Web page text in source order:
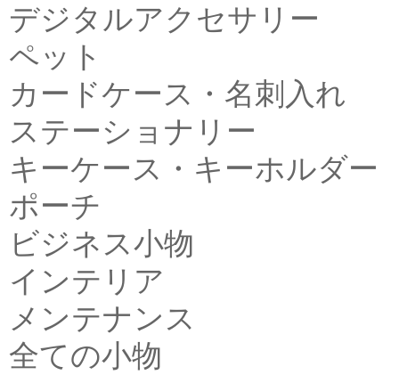
デジタルアクセサリー
ペット
カードケース・名刺入れ
ステーショナリー
キーケース・キーホルダー
ポーチ
ビジネス小物
インテリア
メンテナンス
全ての小物